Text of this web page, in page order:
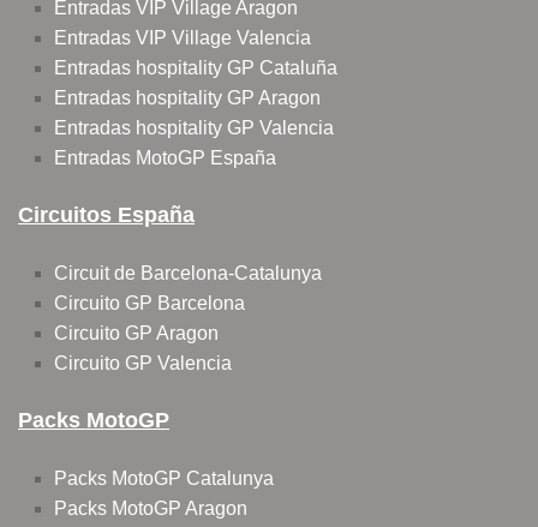
Entradas VIP Village Aragon
Entradas VIP Village Valencia
Entradas hospitality GP Cataluña
Entradas hospitality GP Aragon
Entradas hospitality GP Valencia
Entradas MotoGP España
Circuitos España
Circuit de Barcelona-Catalunya
Circuito GP Barcelona
Circuito GP Aragon
Circuito GP Valencia
Packs MotoGP
Packs MotoGP Catalunya
Packs MotoGP Aragon